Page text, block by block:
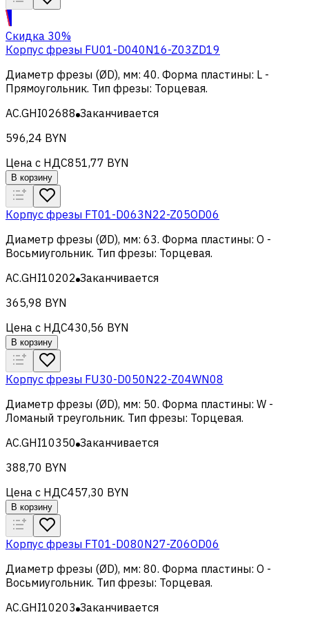
Скидка 30%
Корпус фрезы FU01-D040N16-Z03ZD19
Диаметр фрезы (ØD), мм: 40. Форма пластины: L -
Прямоугольник. Тип фрезы: Торцевая.
AC.GHI02688 Заканчивается
596,24 BYN
Цена с НДС851,77 BYN
В корзину
Корпус фрезы FT01-D063N22-Z05OD06
Диаметр фрезы (ØD), мм: 63. Форма пластины: O -
Восьмиугольник. Тип фрезы: Торцевая.
AC.GHI10202 Заканчивается
365,98 BYN
Цена с НДС430,56 BYN
В корзину
Корпус фрезы FU30-D050N22-Z04WN08
Диаметр фрезы (ØD), мм: 50. Форма пластины: W -
Ломаный треугольник. Тип фрезы: Торцевая.
AC.GHI10350 Заканчивается
388,70 BYN
Цена с НДС457,30 BYN
В корзину
Корпус фрезы FT01-D080N27-Z06OD06
Диаметр фрезы (ØD), мм: 80. Форма пластины: O -
Восьмиугольник. Тип фрезы: Торцевая.
AC.GHI10203 Заканчивается